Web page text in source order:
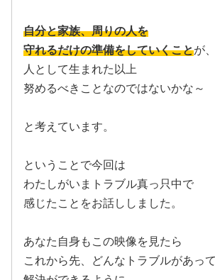
自分と家族、周りの人を
守れるだけの準備をしていくことが、
人として生まれた以上
努めるべきことなのではないかな～
と考えています。
ということで今回は
わたしがいまトラブル真っ只中で
感じたことをお話ししました。
あなた自身もこの映像を見たら
これから先、どんなトラブルがあっ